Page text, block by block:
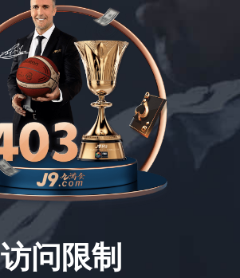
访问限制